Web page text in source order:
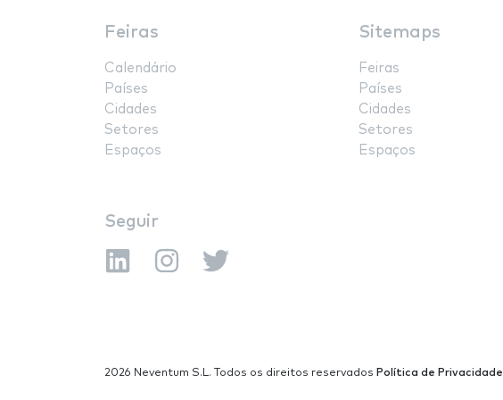
Feiras
Calendário
Países
Cidades
Setores
Espaços
Sitemaps
Feiras
Países
Cidades
Setores
Espaços
Seguir
2026 Neventum S.L. Todos os direitos reservados Política de Privacidade